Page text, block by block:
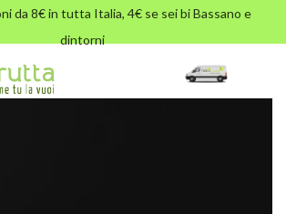
da 8€ in tutta Italia, 4€ se sei bi Bassano e
dintorni
electronics-s-3-bg.jpg